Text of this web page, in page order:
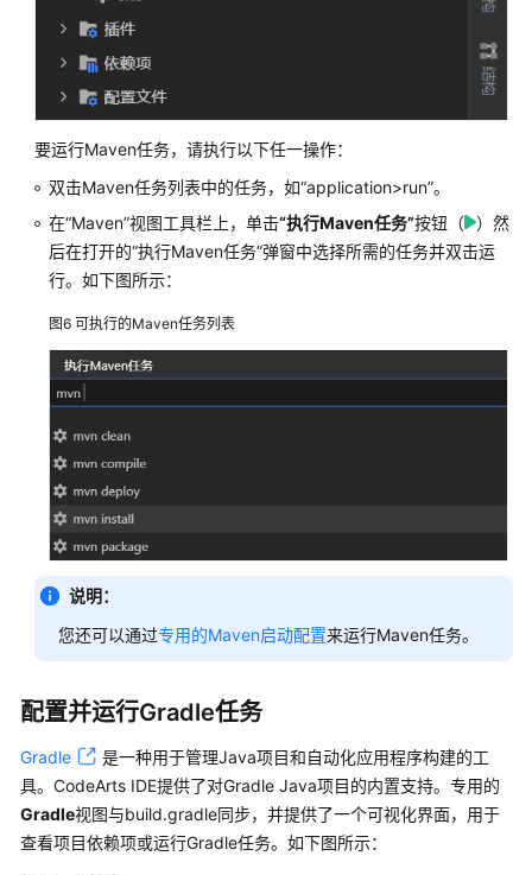
智
能
索
使
用
重
代
码
配
Java
目
元
测
试
使
CodeArts
IDE
for
Python
要运行Maven任务，请执行以下任一操作：
双击Maven任务列表中的任务，如“application>run”。
在“Maven”视图工具栏上，单击“执行Maven任务”按钮（ ）然
后在打开的“执行Maven任务”弹窗中选择所需的任务并双击运
行。如下图所示：
图6 可执行的Maven任务列表
说明：
您还可以通过专用的Maven启动配置来运行Maven任务。
配置并运行Gradle任务
Gradle
是一种用于管理Java项目和自动化应用程序构建的工
具。CodeArts IDE提供了对Gradle Java项目的内置支持。专用的
Gradle视图与build.gradle同步，并提供了一个可视化界面，用于
查看项目依赖项或运行Gradle任务。如下图所示：